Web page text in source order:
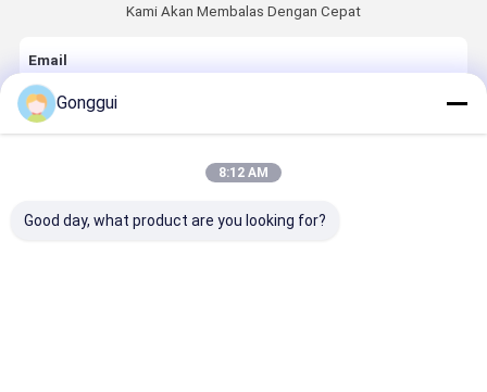
Kami Akan Membalas Dengan Cepat
Email
Gonggui
8:12 AM
Good day, what product are you looking for?